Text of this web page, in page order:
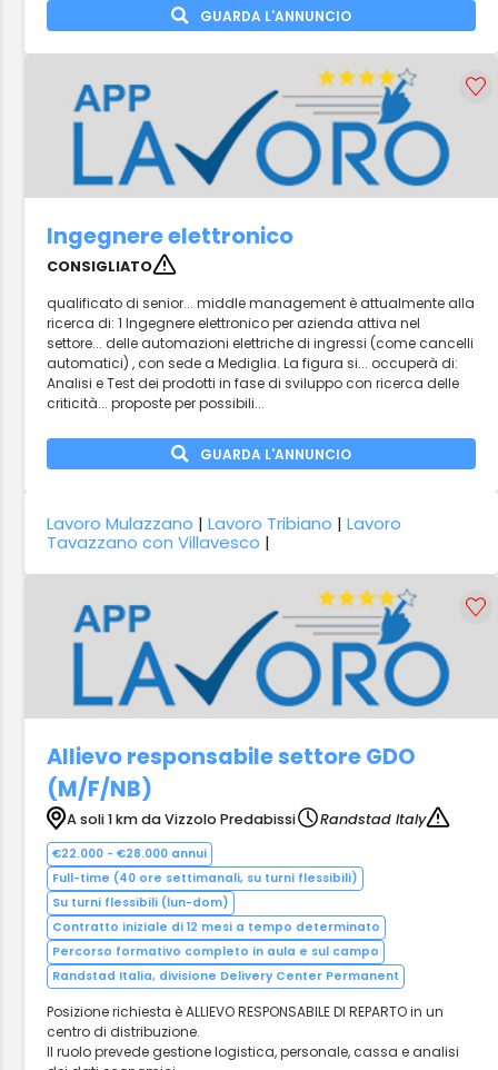
GUARDA L'ANNUNCIO
Ingegnere elettronico
CONSIGLIATO
qualificato di senior... middle management è attualmente alla
ricerca di: 1 Ingegnere elettronico per azienda attiva nel
settore... delle automazioni elettriche di ingressi (come cancelli
automatici) , con sede a Mediglia. La figura si... occuperà di:
Analisi e Test dei prodotti in fase di sviluppo con ricerca delle
criticità... proposte per possibili...
GUARDA L'ANNUNCIO
Lavoro Mulazzano |Lavoro Tribiano |Lavoro
Tavazzano con Villavesco |
Allievo responsabile settore GDO
(M/F/NB)
A soli 1 km da Vizzolo Predabissi Randstad Italy
€22.000 - €28.000 annui
Full-time (40 ore settimanali, su turni flessibili)
Su turni flessibili (lun-dom)
Contratto iniziale di 12 mesi a tempo determinato
Percorso formativo completo in aula e sul campo
Randstad Italia, divisione Delivery Center Permanent
Posizione richiesta è ALLIEVO RESPONSABILE DI REPARTO in un
centro di distribuzione.
Il ruolo prevede gestione logistica, personale, cassa e analisi